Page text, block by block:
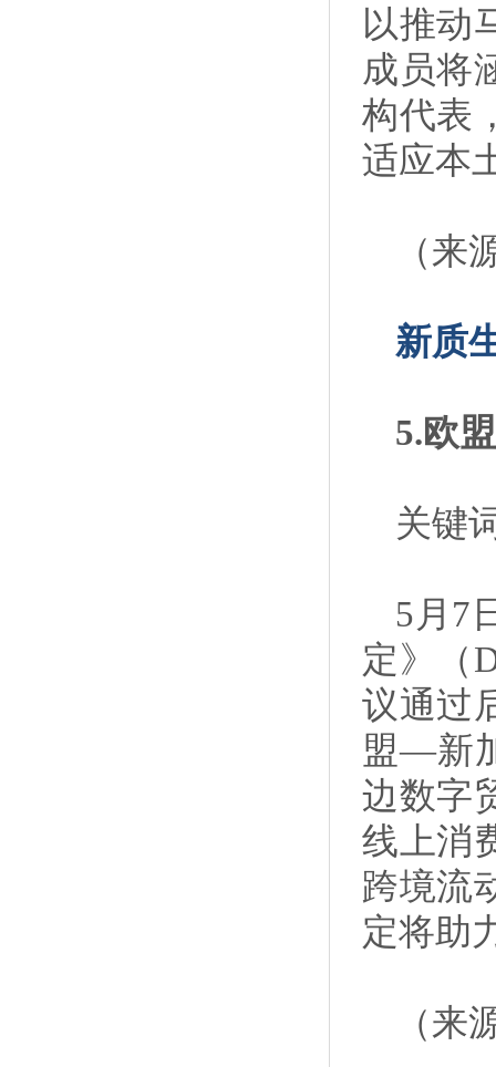
以推动
成员将
构代表
适应本
（来
新质
5.欧
关键
5月7
定》（
议通过
盟—新
边数字
线上消
跨境流
定将助
（来